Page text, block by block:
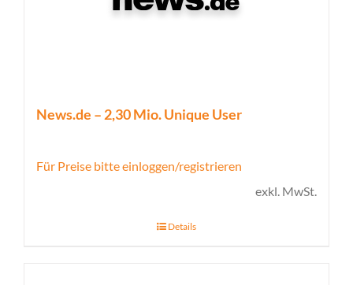
News.de – 2,30 Mio. Unique User
Für Preise bitte einloggen/registrieren
exkl. MwSt.
Details